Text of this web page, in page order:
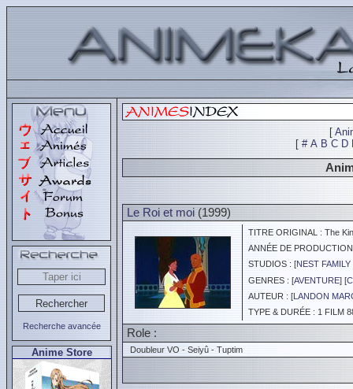
Recherche avancée
Anime Store
[
[ # A B C D
Le Roi et moi (1999)
TITRE ORIGINAL : The
ANNÉE DE
STUDIOS : [NEST FAMILY
GENRES : [AVENTURE] [
AUTEUR : [LANDON
TYPE & DURÉE : 1 FILM
Role :
Doubleur VO - Seiyû - Tuptim